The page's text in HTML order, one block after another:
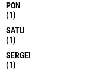
PON
(1)
SATU
(1)
SERGEI
(1)